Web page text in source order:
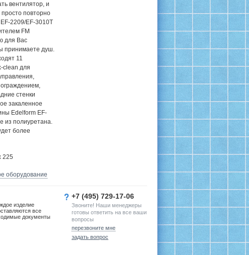
вентилятор, и
повторно
2209/EF-3010T
FM
для Вас
принимаете душ.
11
clean для
стенки
закаленное
Edelform EF-
из полиуретана.
более
225
оборудование
изделие
все
документы
+7 (495) 729-17-06
Звоните! Наши менеджеры
готовы ответить на все ваши
вопросы
перезвоните мне
задать вопрос